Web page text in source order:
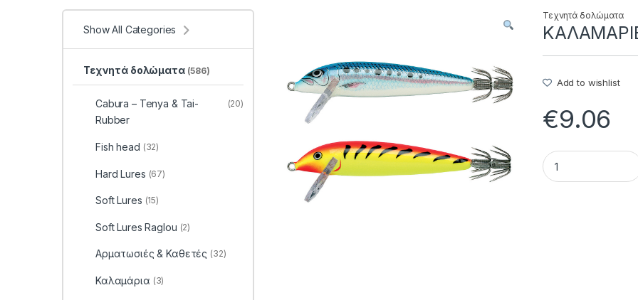
Τεχνητά δολώματα
Add to wishlist
€9.06
ΚΑΛΑΜΑΡΙΕΡΕΣ
Show All Categories
Τεχνητά δολώματα (586)
Cabura – Tenya & Tai-
Rubber
(20)
Fish head (32)
Hard Lures (67)
Soft Lures (15)
Soft Lures Raglou (2)
Αρματωσιές & Καθετές (32)
Καλαμάρια (3)